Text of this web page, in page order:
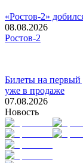
«Ростов-2»
08.08.2026
Ростов-2
Билеты на первый
уже в продаже
07.08.2026
Новость